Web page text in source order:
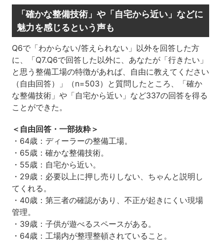
「確かな整備技術」や「自宅から近い」などに
魅力を感じるという声も
Q6で「わからない/答えられない」以外を回答した方
に、「Q7.Q6で回答した以外に、あなたが「行きたい」
と思う整備工場の特徴があれば、自由に教えてください
（自由回答）」（n=503）と質問したところ、「確か
な整備技術」や「自宅から近い」など337の回答を得る
ことができた。
＜自由回答・一部抜粋＞
・64歳：ディーラーの整備工場。
・65歳：確かな整備技術。
・55歳：自宅から近い。
・29歳：必要以上に押し売りしない、ちゃんと説明し
てくれる。
・40歳：第三者の確認があり、不正が起きにくい現場
管理。
・39歳：子供が遊べるスペースがある。
・64歳：工場内が整理整頓されていること。